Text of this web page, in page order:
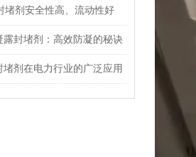
堵剂安全性高、流动性好
露封堵剂：高效防凝的秘诀
堵剂在电力行业的广泛应用